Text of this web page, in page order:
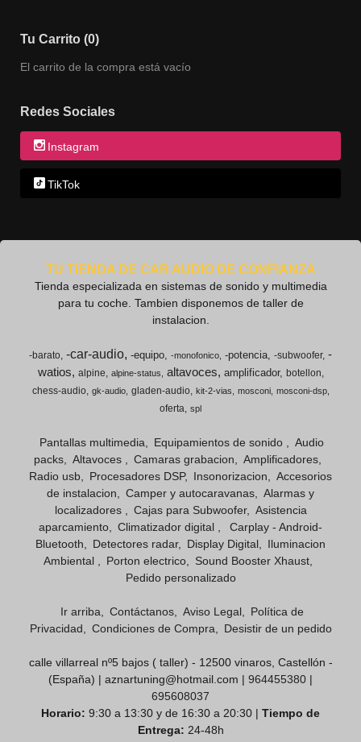
Tu Carrito (0)
El carrito de la compra está vacío
Redes Sociales
Instagram
TikTok
TU TIENDA DE CAR AUDIO DE CONFIANZA
Tienda especializada en sistemas de sonido y multimedia
para tu coche. Tambien disponemos de taller de
instalacion.
-barato -car-audio -equipo -monofonico -potencia -subwoofer -
watios
alpine alpine-status altavoces amplificador
botellon
chess-audio
gk-audio gladen-audio kit-2-vias mosconi mosconi-dsp
oferta spl
Pantallas multimedia Equipamientos de sonido
Audio
packs
Altavoces Camaras grabacion
Amplificadores
Radio usb
Procesadores DSP Insonorizacion
Accesorios
de instalacion
Camper y autocaravanas
Alarmas y
localizadores
Cajas para Subwoofer
Asistencia
aparcamiento
Climatizador digital
Carplay - Android-
Bluetooth
Detectores radar Display Digital
Iluminacion
Ambiental
Porton electrico
Sound Booster Xhaust
Pedido personalizado
Ir arriba Contáctanos Aviso Legal
Política de
Privacidad
Condiciones de Compra Desistir de un pedido
calle villarreal nº5 bajos ( taller) - 12500 vinaros, Castellón -
(España) | aznartuning@hotmail.com | 964455380 |
695608037
Horario: 9:30 a 13:30 y de 16:30 a 20:30 | Tiempo de
Entrega: 24-48h